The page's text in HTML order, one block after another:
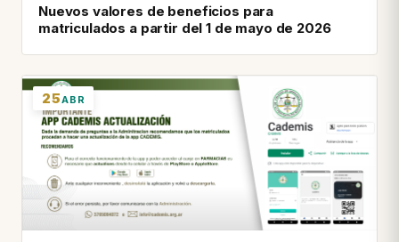
Nuevos valores de beneficios para
matriculados a partir del 1 de mayo de 2026
25ABR